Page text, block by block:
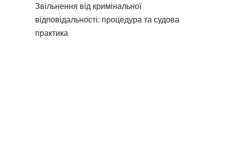
Звільнення від кримінальної
відповідальності: процедура та судова
практика